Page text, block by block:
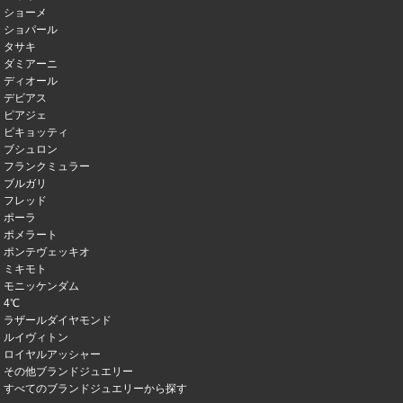
ショーメ
ショパール
タサキ
ダミアーニ
ディオール
デビアス
ピアジェ
ピキョッティ
ブシュロン
フランクミュラー
ブルガリ
フレッド
ポーラ
ポメラート
ポンテヴェッキオ
ミキモト
モニッケンダム
4℃
ラザールダイヤモンド
ルイヴィトン
ロイヤルアッシャー
その他ブランドジュエリー
すべてのブランドジュエリーから探す